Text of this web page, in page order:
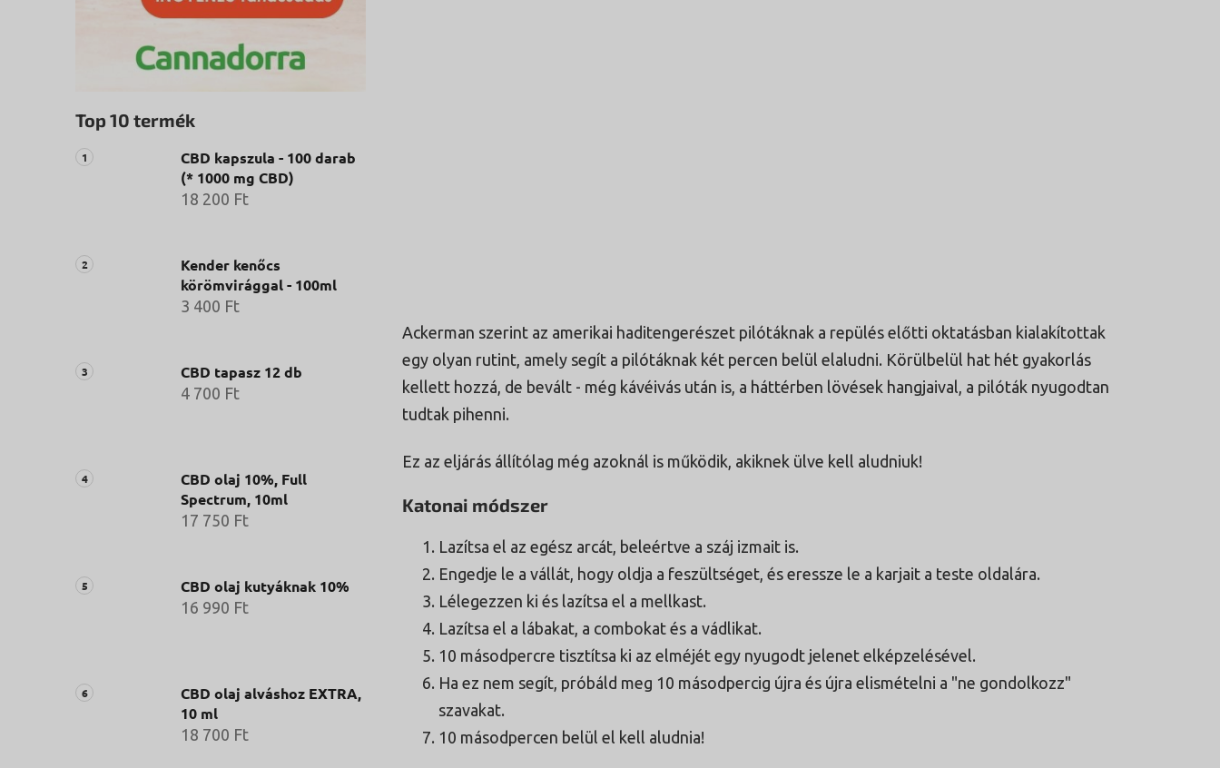
Top 10 termék
CBD kapszula - 100 darab
(* 1000 mg CBD)
18 200 Ft
Kender kenőcs
körömvirággal - 100ml
3 400 Ft
CBD tapasz 12 db
4 700 Ft
CBD olaj 10%, Full
Spectrum, 10ml
17 750 Ft
CBD olaj kutyáknak 10%
16 990 Ft
CBD olaj alváshoz EXTRA,
10 ml
18 700 Ft
Ackerman szerint az amerikai haditengerészet pilótáknak a repülés előtti oktatásban kialakítottak
egy olyan rutint, amely segít a pilótáknak két percen belül elaludni. Körülbelül hat hét gyakorlás
kellett hozzá, de bevált - még kávéivás után is, a háttérben lövések hangjaival, a pilóták nyugodtan
tudtak pihenni.
Ez az eljárás állítólag még azoknál is működik, akiknek ülve kell aludniuk!
Katonai módszer
Lazítsa el az egész arcát, beleértve a száj izmait is.
Engedje le a vállát, hogy oldja a feszültséget, és eressze le a karjait a teste oldalára.
Lélegezzen ki és lazítsa el a mellkast.
Lazítsa el a lábakat, a combokat és a vádlikat.
10 másodpercre tisztítsa ki az elméjét egy nyugodt jelenet elképzelésével.
Ha ez nem segít, próbáld meg 10 másodpercig újra és újra elismételni a "ne gondolkozz"
szavakat.
10 másodpercen belül el kell aludnia!